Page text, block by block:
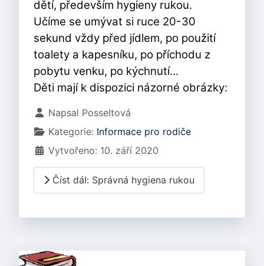
dětí, především hygieny rukou.
Učíme se umývat si ruce 20-30
sekund vždy před jídlem, po použití
toalety a kapesníku, po příchodu z
pobytu venku, po kýchnutí...
Děti mají k dispozici názorné obrázky:
Základní údaje
Napsal Posseltová
Kategorie: Informace pro rodiče
Vytvořeno: 10. září 2020
Číst dál: Správná hygiena rukou